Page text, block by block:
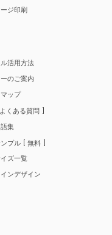
ジ印刷
活用方法
のご案内
ップ
よくある質問
集
プル
無料
ズ一覧
ンデザイン